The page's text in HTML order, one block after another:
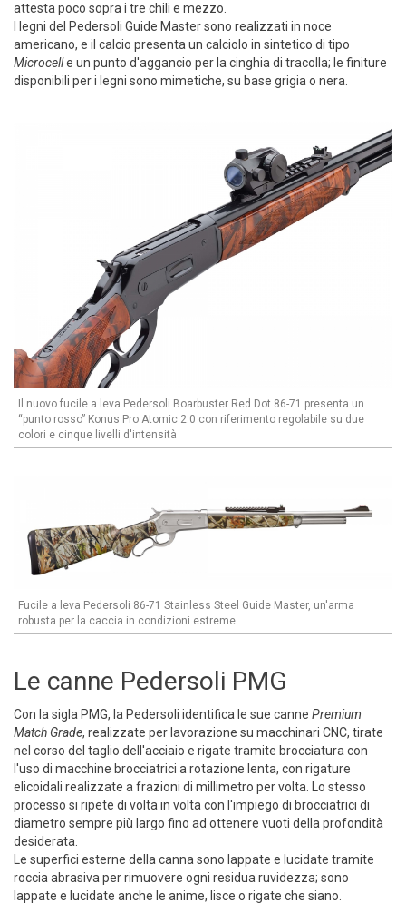
attesta poco sopra i tre chili e mezzo.
I legni del Pedersoli Guide Master sono realizzati in noce
americano, e il calcio presenta un calciolo in sintetico di tipo
Microcelle un punto d'aggancio per la cinghia di tracolla; le finiture
disponibili per i legni sono mimetiche, su base grigia o nera.
Il nuovo fucile a leva Pedersoli Boarbuster Red Dot 86-71 presenta un
“punto rosso” Konus Pro Atomic 2.0 con riferimento regolabile su due
colori e cinque livelli d'intensità
Fucile a leva Pedersoli 86-71 Stainless Steel Guide Master, un'arma
robusta per la caccia in condizioni estreme
Le canne Pedersoli PMG
Con la sigla PMG, la Pedersoli identifica le sue canne Premium
Match Grade, realizzate per lavorazione su macchinari CNC, tirate
nel corso del taglio dell'acciaio e rigate tramite brocciatura con
l'uso di macchine brocciatrici a rotazione lenta, con rigature
elicoidali realizzate a frazioni di millimetro per volta. Lo stesso
processo si ripete di volta in volta con l'impiego di brocciatrici di
diametro sempre più largo fino ad ottenere vuoti della profondità
desiderata.
Le superfici esterne della canna sono lappate e lucidate tramite
roccia abrasiva per rimuovere ogni residua ruvidezza; sono
lappate e lucidate anche le anime, lisce o rigate che siano.